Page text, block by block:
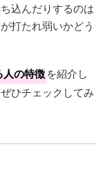
込んだりするのは
打たれ弱いかどう
人の特徴を紹介し
ひチェックしてみ